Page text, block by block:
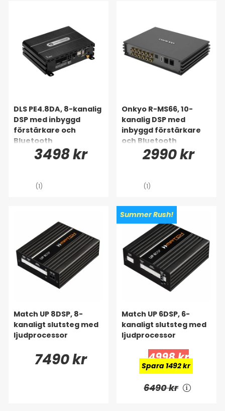
DLS PE4.8DA, 8-kanalig
DSP med inbyggd
förstärkare och
Bluetooth
3498 kr
(1)
Onkyo R-MS66, 10-
kanalig DSP med
inbyggd förstärkare
och Bluetooth
2990 kr
(1)
Match UP 8DSP, 8-
kanaligt slutsteg med
ljudprocessor
7490 kr
Summer Rush!
Match UP 6DSP, 6-
kanaligt slutsteg med
ljudprocessor
4998 kr
Spara 1492 kr
6490 kr